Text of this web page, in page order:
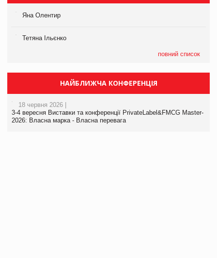
Яна Олентир
Тетяна Ільєнко
повний список
НАЙБЛИЖЧА КОНФЕРЕНЦІЯ
18 червня 2026 |
3-4 вересня Виставки та конференції PrivateLabel&FMCG Master-
2026: Власна марка - Власна перевага